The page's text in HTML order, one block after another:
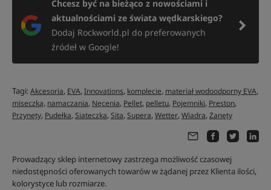
Chcesz być na bieżąco z nowościami i
aktualnościami ze świata wędkarskiego?
Dodaj Rockworld.pl do preferowanych
źródeł w Google!
Tagi:Akcesoria, EVA,Innovations, komplecie, materiał wodoodporny EVA,
miseczką, namaczania, Nęcenia, Pellet, pelletu, Pojemniki, Preston,
Przynęty, Pudełka,Siateczka,Sita,Supera,Wetter,Wiadra,Zanęty
Prowadzący sklep internetowy zastrzega możliwość czasowej
niedostępności oferowanych towarów w żądanej przez Klienta ilości,
kolorystyce lub rozmiarze.